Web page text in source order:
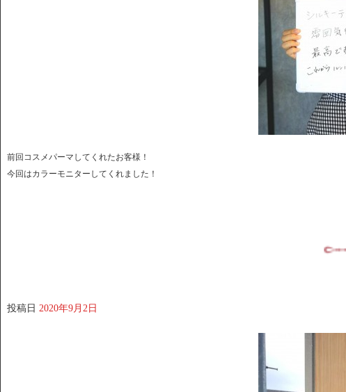
前回コスメパーマしてくれたお客様！
今回はカラーモニターしてくれました！
投稿日 2020年9月2日